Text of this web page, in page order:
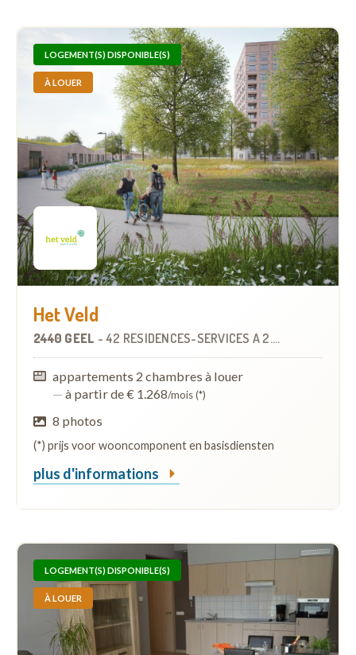
LOGEMENT(S) DISPONIBLE(S)
À LOUER
Het Veld
2440 GEEL - 42 RÉSIDENCES-SERVICES À 2.2 KM
appartements 2 chambres à louer
— à partir de € 1.268/mois (*)
8 photos
(*) prijs voor wooncomponent en basisdiensten
plus d'informations
LOGEMENT(S) DISPONIBLE(S)
À LOUER